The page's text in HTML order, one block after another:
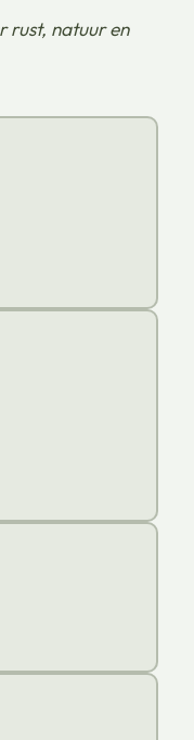
rust, natuur en